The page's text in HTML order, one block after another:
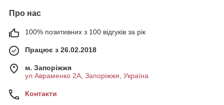
Про нас
100% позитивних з 100 відгуків за рік
Працює з 26.02.2018
м. Запоріжжя
ул Авраменко 2А, Запоріжжя, Україна
Контакти